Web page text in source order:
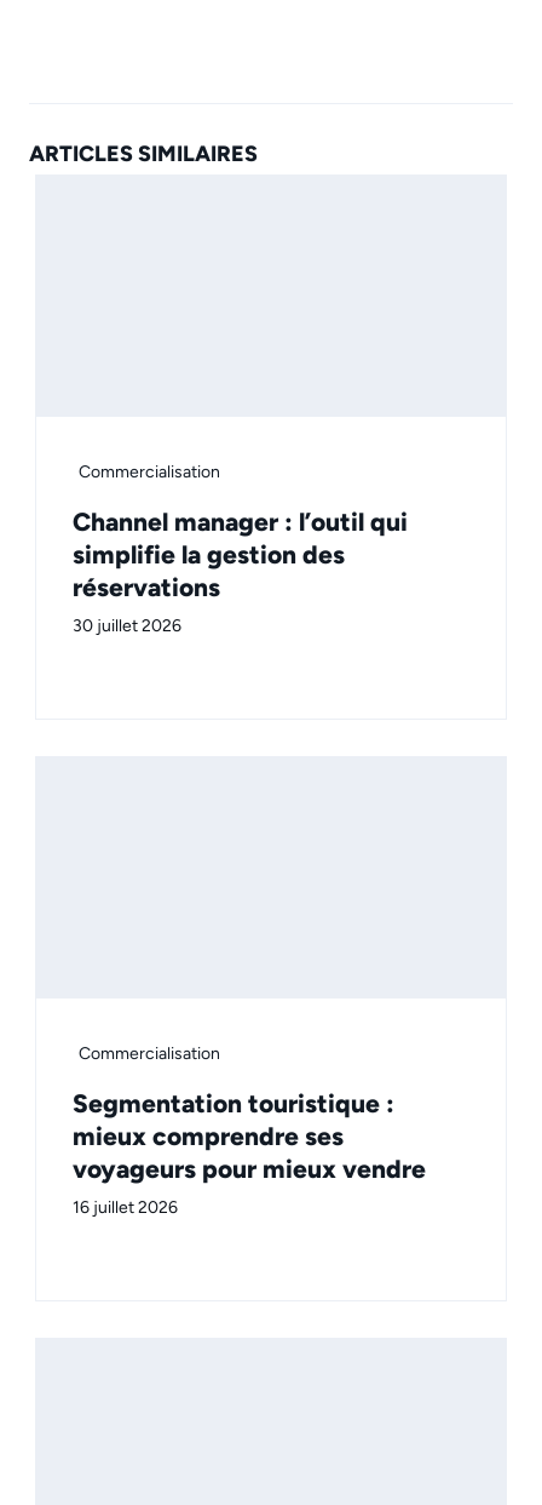
ARTICLES SIMILAIRES
Commercialisation
Channel manager : l’outil qui
simplifie la gestion des
réservations
30 juillet 2026
Commercialisation
Segmentation touristique :
mieux comprendre ses
voyageurs pour mieux vendre
16 juillet 2026